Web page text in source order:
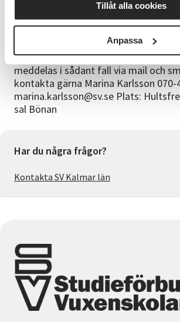
Tillåt alla cookies
Anpassa
För att spara på vår miljö skickar vi
post. Håll koll i din skräppost, för
kan hamna där. Vi reserverar oss för
in cirklar med för få anmälda
meddelas i sådant fall via mail och
kontakta gärna Marina Karlsson 070-
marina.karlsson@sv.se Plats:
sal Bönan
Har du några frågor?
Kontakta SV Kalmar län